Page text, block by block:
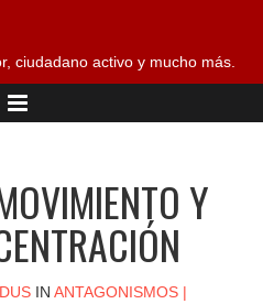
ciudadano activo y mucho más.
Y
IN ANTAGONISMOS|